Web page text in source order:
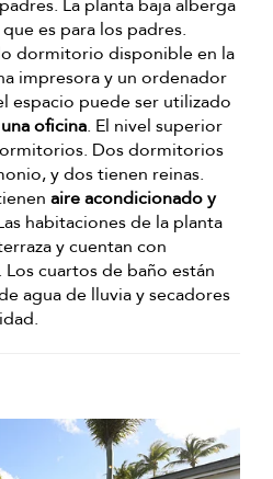
La planta baja alberga
es para los padres.
dormitorio disponible en la
impresora y un ordenador
espacio puede ser utilizado
oficina. El nivel superior
Dos dormitorios
y dos tienen reinas.
aire acondicionado y
habitaciones de la planta
y cuentan con
Los cuartos de baño están
agua de lluvia y secadores